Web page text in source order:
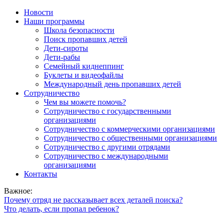
Новости
Наши программы
Школа безопасности
Поиск пропавших детей
Дети-сироты
Дети-рабы
Семейный киднеппинг
Буклеты и видеофайлы
Международный день пропавших детей
Сотрудничество
Чем вы можете помочь?
Сотрудничество с государственными
организациями
Сотрудничество с коммерческими организациями
Сотрудничество с общественными организациями
Сотрудничество с другими отрядами
Сотрудничество с международными
организациями
Контакты
Важное:
Почему отряд не рассказывает всех деталей поиска?
Что делать, если пропал ребенок?